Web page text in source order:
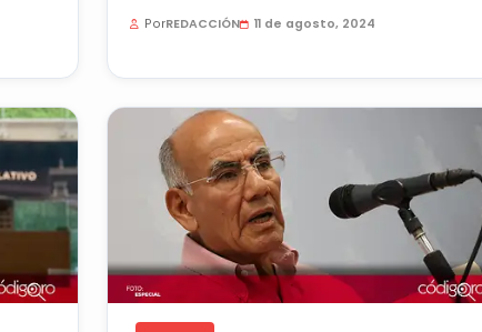
PorREDACCIÓN 11 de agosto, 2024